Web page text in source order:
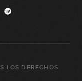
LOS DERECHOS